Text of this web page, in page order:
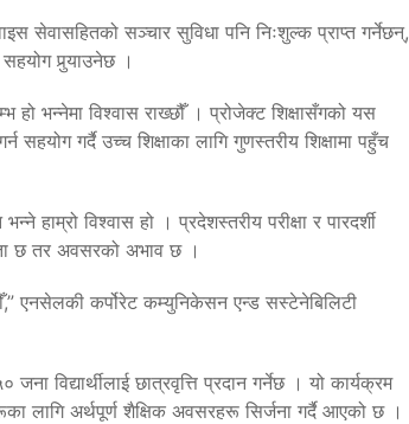
सेवासहितको सञ्चार सुविधा पनि निःशुल्क प्राप्त गर्नेछन्,
पुर्‍याउनेछ ।
हो भन्नेमा विश्वास राख्छौँ । प्रोजेक्ट शिक्षासँगको यस
सहयोग गर्दै उच्च शिक्षाका लागि गुणस्तरीय शिक्षामा पहुँच
हाम्रो विश्वास हो । प्रदेशस्तरीय परीक्षा र पारदर्शी
छ तर अवसरको अभाव छ ।
एनसेलकी कर्पोरेट कम्युनिकेसन एन्ड सस्टेनेबिलिटी
विद्यार्थीलाई छात्रवृत्ति प्रदान गर्नेछ । यो कार्यक्रम
लागि अर्थपूर्ण शैक्षिक अवसरहरू सिर्जना गर्दै आएको छ ।